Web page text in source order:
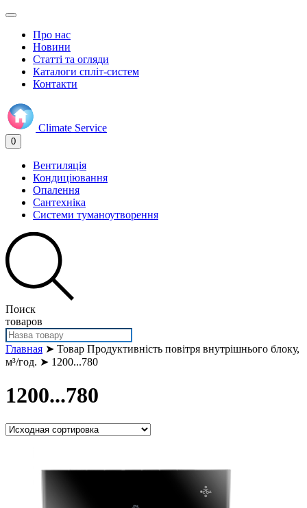
Про нас
Новини
Статті та огляди
Каталоги спліт-систем
Контакти
Climate Service
0
Вентиляція
Кондиціювання
Опалення
Сантехніка
Системи туманоутворення
Поиск
товаров
Главная ➤ Товар Продуктивність повітря внутрішнього блоку,
м³/год. ➤ 1200...780
1200...780